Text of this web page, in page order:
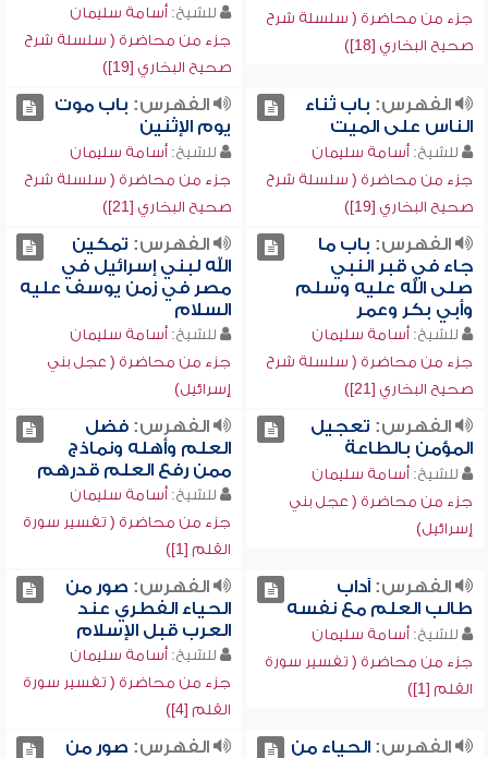
جزء من محاضرة ( سلسلة شرح
صحيح البخاري [18])
للشيخ: أسامة سليمان
جزء من محاضرة ( سلسلة شرح
صحيح البخاري [19])
الفهرس: باب ثناء
الناس على الميت
للشيخ: أسامة سليمان
جزء من محاضرة ( سلسلة شرح
صحيح البخاري [19])
الفهرس: باب موت
يوم الإثنين
للشيخ: أسامة سليمان
جزء من محاضرة ( سلسلة شرح
صحيح البخاري [21])
الفهرس: باب ما
جاء في قبر النبي
صلى الله عليه وسلم
وأبي بكر وعمر
للشيخ: أسامة سليمان
جزء من محاضرة ( سلسلة شرح
صحيح البخاري [21])
الفهرس: تمكين
الله لبني إسرائيل في
مصر في زمن يوسف عليه
السلام
للشيخ: أسامة سليمان
جزء من محاضرة ( عجل بني
إسرائيل)
الفهرس: تعجيل
المؤمن بالطاعة
للشيخ: أسامة سليمان
جزء من محاضرة ( عجل بني
إسرائيل)
الفهرس:فضل
العلم وأهله ونماذج
ممن رفع العلم قدرهم
للشيخ: أسامة سليمان
جزء من محاضرة ( تفسير سورة
القلم [1])
الفهرس:آداب
طالب العلم مع نفسه
للشيخ: أسامة سليمان
جزء من محاضرة ( تفسير سورة
القلم [1])
الفهرس: صور من
الحياء الفطري عند
العرب قبل الإسلام
للشيخ: أسامة سليمان
جزء من محاضرة ( تفسير سورة
القلم [4])
الفهرس:الحياء من
الفهرس: صور من